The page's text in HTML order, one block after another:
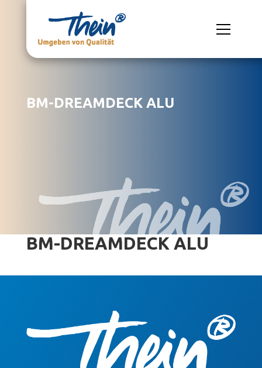
BM-DREAMDECK ALU
BM-DREAMDECK ALU